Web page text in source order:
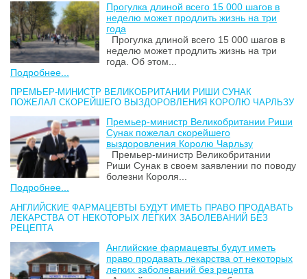
Прогулка длиной всего 15 000 шагов в
неделю может продлить жизнь на три
года
Прогулка длиной всего 15 000 шагов в
неделю может продлить жизнь на три
года. Об этом...
Подробнее...
ПРЕМЬЕР-МИНИСТР ВЕЛИКОБРИТАНИИ РИШИ СУНАК
ПОЖЕЛАЛ СКОРЕЙШЕГО ВЫЗДОРОВЛЕНИЯ КОРОЛЮ ЧАРЛЬЗУ
Премьер-министр Великобритании Риши
Сунак пожелал скорейшего
выздоровления Королю Чарльзу
Премьер-министр Великобритании
Риши Сунак в своем заявлении по поводу
болезни Короля...
Подробнее...
АНГЛИЙСКИЕ ФАРМАЦЕВТЫ БУДУТ ИМЕТЬ ПРАВО ПРОДАВАТЬ
ЛЕКАРСТВА ОТ НЕКОТОРЫХ ЛЕГКИХ ЗАБОЛЕВАНИЙ БЕЗ
РЕЦЕПТА
Английские фармацевты будут иметь
право продавать лекарства от некоторых
легких заболеваний без рецепта